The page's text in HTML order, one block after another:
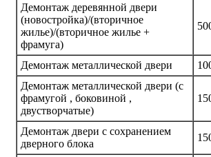
Демонтаж деревянной двери
(новостройка)/(вторичное
жилье)/(вторичное жилье +
фрамуга)
Демонтаж металлической двери
Демонтаж металлической двери (с
фрамугой , боковиной ,
двустворчатые)
Демонтаж двери с сохранением
дверного блока